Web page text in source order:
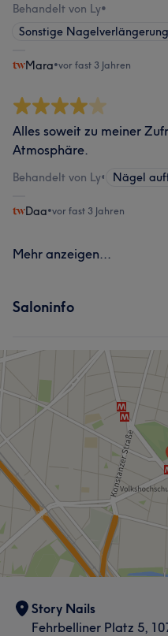
Behandelt von Ly•
Sonstige
Mara•vor fast 3 Jahren
Alles soweit zu meiner
Atmosphäre.
Behandelt von Ly• Nägel
Daa•vor fast 3 Jahren
Mehr anzeigen...
Saloninfo
Story Nails
Fehrbelliner Platz 5,